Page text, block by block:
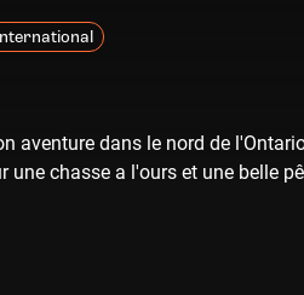
aventure dans le nord de
une chasse a l'ours et une belle